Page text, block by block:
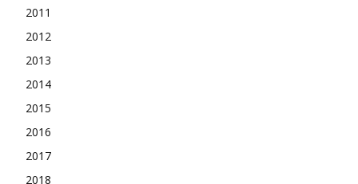
2011
2012
2013
2014
2015
2016
2017
2018